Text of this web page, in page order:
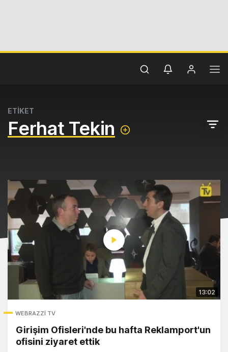
ETİKET
Ferhat Tekin
WEBRAZZI TV
Girişim Ofisleri'nde bu hafta Reklamport'un
ofisini ziyaret ettik
13:02